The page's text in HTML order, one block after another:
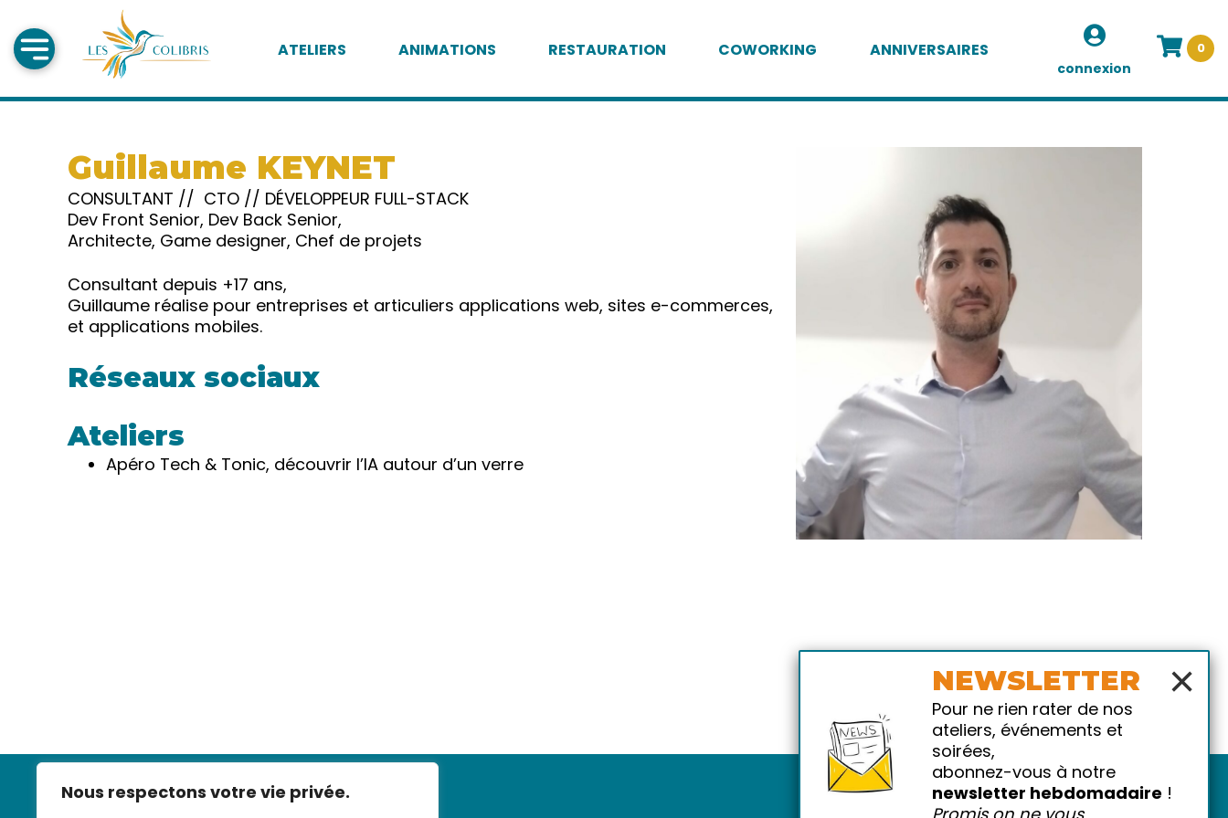
Nous respectons votre vie privée.
ATELIERS ANIMATIONS RESTAURATION COWORKING ANNIVERSAIRES
connexion
0
Guillaume KEYNET
CONSULTANT // CTO // DÉVELOPPEUR FULL-STACK
Dev Front Senior, Dev Back Senior,
Architecte, Game designer, Chef de projets
Consultant depuis +17 ans,
Guillaume réalise pour entreprises et articuliers applications web, sites e-commerces,
et applications mobiles.
Réseaux sociaux
Ateliers
Apéro Tech & Tonic, découvrir l’IA autour d’un verre
×
NEWSLETTER
Pour ne rien rater de nos
ateliers, événements et
soirées,
abonnez-vous à notre
newsletter hebdomadaire !